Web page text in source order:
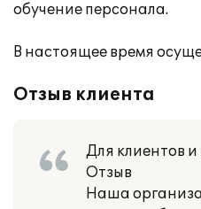
обучение персонала.
В настоящее время
Отзыв клиента
Для клиентов
Отзыв
Наша